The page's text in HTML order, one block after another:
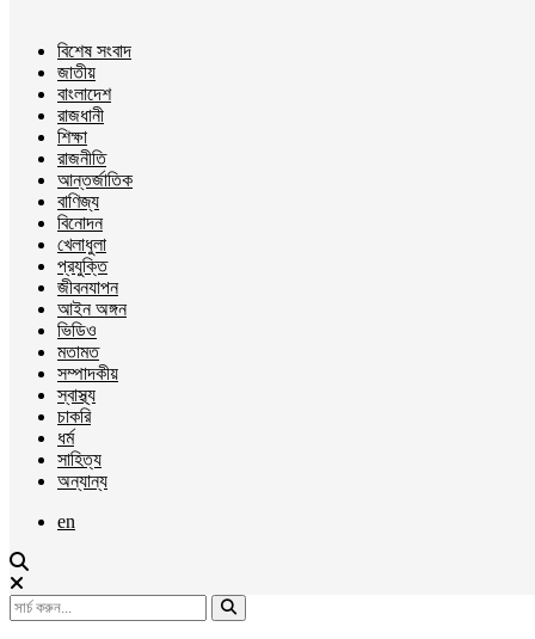
বিশেষ সংবাদ
জাতীয়
বাংলাদেশ
রাজধানী
শিক্ষা
রাজনীতি
আন্তর্জাতিক
বাণিজ্য
বিনোদন
খেলাধুলা
প্রযুক্তি
জীবনযাপন
আইন অঙ্গন
ভিডিও
মতামত
সম্পাদকীয়
স্বাস্থ্য
চাকরি
ধর্ম
সাহিত্য
অন্যান্য
en